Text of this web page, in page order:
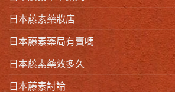
日本藤素藥妝店
日本藤素藥局有賣嗎
日本藤素藥效多久
日本藤素討論